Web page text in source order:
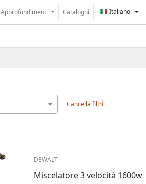
Approfondimenti Cataloghi Italiano
Cancella filtri
DEWALT
Miscelatore 3 velocità 1600w